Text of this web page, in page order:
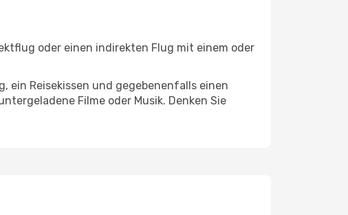
oder einen indirekten Flug mit einem oder
ein Reisekissen und gegebenenfalls einen
Filme oder Musik. Denken Sie